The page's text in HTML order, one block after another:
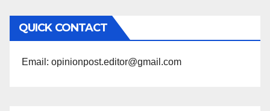
अनुसार
पढ़ें
QUICK CONTACT
Email: opinionpost.editor@gmail.com